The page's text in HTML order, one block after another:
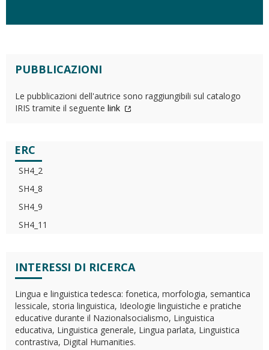
PUBBLICAZIONI
Le pubblicazioni dell'autrice sono raggiungibili sul catalogo
IRIS tramite il seguente link
ERC
SH4_2
SH4_8
SH4_9
SH4_11
INTERESSI DI RICERCA
Lingua e linguistica tedesca: fonetica, morfologia, semantica
lessicale, storia linguistica, Ideologie linguistiche e pratiche
educative durante il Nazionalsocialismo, Linguistica
educativa, Linguistica generale, Lingua parlata, Linguistica
contrastiva, Digital Humanities.